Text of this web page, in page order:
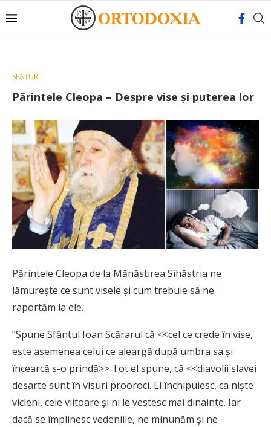
SFATURI
Părintele Cleopa – Despre vise și puterea lor
Părintele Cleopa de la Mănăstirea Sihăstria ne
lămurește ce sunt visele și cum trebuie să ne
raportăm la ele.
”Spune Sfântul Ioan Scărarul că <<cel ce crede în vise,
este asemenea celui ce aleargă după umbra sa și
încearcă s-o prindă>> Tot el spune, că <<diavolii slavei
deșarte sunt în visuri prooroci. Ei închipuiesc, ca niște
vicleni, cele viitoare și ni le vestesc mai dinainte. Iar
dacă se împlinesc vedeniile, ne minunăm și ne